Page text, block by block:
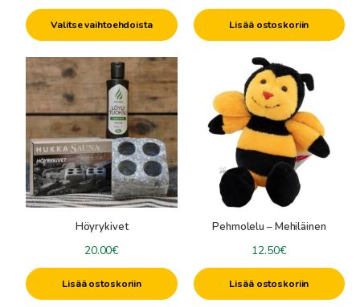
16.50€
-
32.00€
Valitse vaihtoehdoista Lisää ostoskoriin
Höyrykivet
20.00€
Lisää ostoskoriin
Pehmolelu – Mehiläinen
12.50€
Lisää ostoskoriin